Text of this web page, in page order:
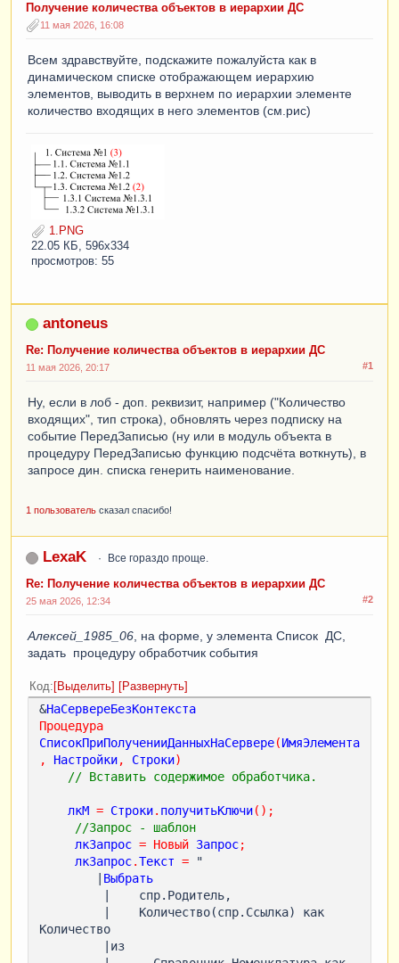
Получение количества объектов в иерархии ДС
11 мая 2026, 16:08
Всем здравствуйте, подскажите пожалуйста как в
динамическом списке отображающем иерархию
элементов, выводить в верхнем по иерархии элементе
количество входящих в него элементов (см.рис)
1.PNG
22.05 КБ, 596x334
просмотров: 55
antoneus
Re: Получение количества объектов в иерархии ДС
#1
11 мая 2026, 20:17
Ну, если в лоб - доп. реквизит, например ("Количество
входящих", тип строка), обновлять через подписку на
событие ПередЗаписью (ну или в модуль объекта в
процедуру ПередЗаписью функцию подсчёта воткнуть), в
запросе дин. списка генерить наименование.
1 пользователь сказал спасибо!
LexaK Все гораздо проще.
Re: Получение количества объектов в иерархии ДС
#2
25 мая 2026, 12:34
Алексей_1985_06 , на форме, у элемента Список ДС,
задать процедуру обработчик события
Код Выделить Развернуть
&НаСервереБезКонтекста
Процедура
СписокПриПолученииДанныхНаСервере(ИмяЭлемента
,
Настройки, Строки)
// Вставить содержимое обработчика.
лкМ = Строки. получитьКлючи();
//Запрос - шаблон
лкЗапрос = Новый Запрос;
лкЗапрос.Текст = "
Выбрать
Количество